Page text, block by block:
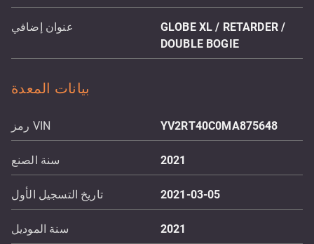
عنوان إضافي
GLOBE XL / RETARDER /
DOUBLE BOGIE
بيانات المعدة
رمز VIN YV2RT40C0MA875648
سنة الصنع 2021
تاريخ التسجيل الأول 2021-03-05
سنة الموديل 2021